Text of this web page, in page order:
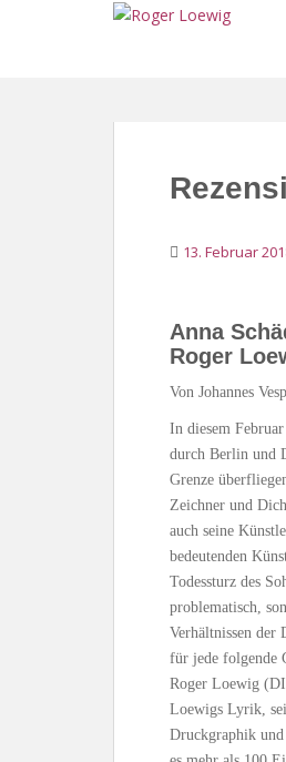
13. Februar
Anna
Roger
Von Johannes
In diesem
durch Berlin und
Grenze
Zeichner und
auch seine
bedeutenden
Todessturz des
problematisch,
Verhältnissen der
für jede folgende
Roger Loewig
Loewigs Lyrik,
Druckgraphik